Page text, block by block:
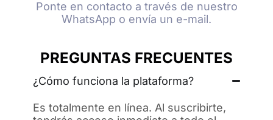
Ponte en contacto a través de nuestro
WhatsApp o envía un e-mail.
PREGUNTAS FRECUENTES
¿Cómo funciona la plataforma?
Es totalmente en línea. Al suscribirte,